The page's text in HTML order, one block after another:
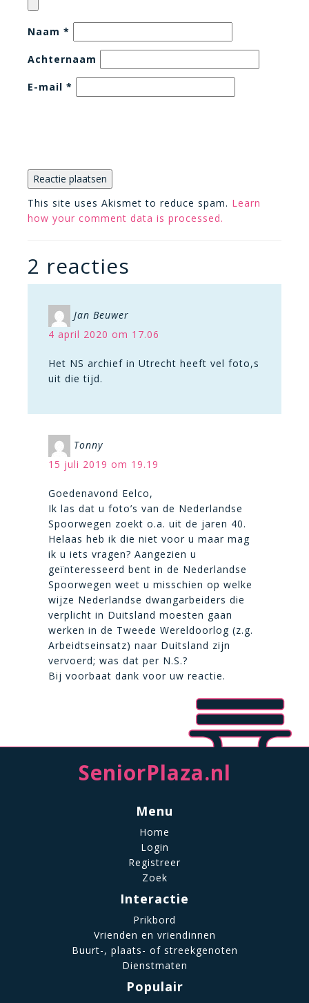
Naam *
Achternaam
E-mail *
This site uses Akismet to reduce spam. Learn
how your comment data is processed.
2 reacties
Jan Beuwer
4 april 2020 om 17.06
Het NS archief in Utrecht heeft vel foto,s
uit die tijd.
Tonny
15 juli 2019 om 19.19
Goedenavond Eelco,
Ik las dat u foto’s van de Nederlandse
Spoorwegen zoekt o.a. uit de jaren 40.
Helaas heb ik die niet voor u maar mag
ik u iets vragen? Aangezien u
geïnteresseerd bent in de Nederlandse
Spoorwegen weet u misschien op welke
wijze Nederlandse dwangarbeiders die
verplicht in Duitsland moesten gaan
werken in de Tweede Wereldoorlog (z.g.
Arbeidtseinsatz) naar Duitsland zijn
vervoerd; was dat per N.S.?
Bij voorbaat dank voor uw reactie.
SeniorPlaza.nl
Menu
Home
Login
Registreer
Zoek
Interactie
Prikbord
Vrienden en vriendinnen
Buurt-, plaats- of streekgenoten
Dienstmaten
Populair